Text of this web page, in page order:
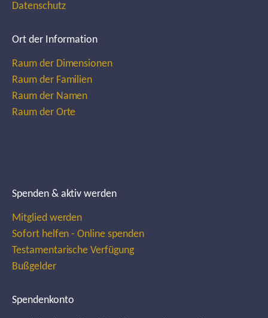
Datenschutz
Ort der Information
Raum der Dimensionen
Raum der Familien
Raum der Namen
Raum der Orte
Spenden & aktiv werden
Mitglied werden
Sofort helfen - Online spenden
Testamentarische Verfügung
Bußgelder
Spendenkonto